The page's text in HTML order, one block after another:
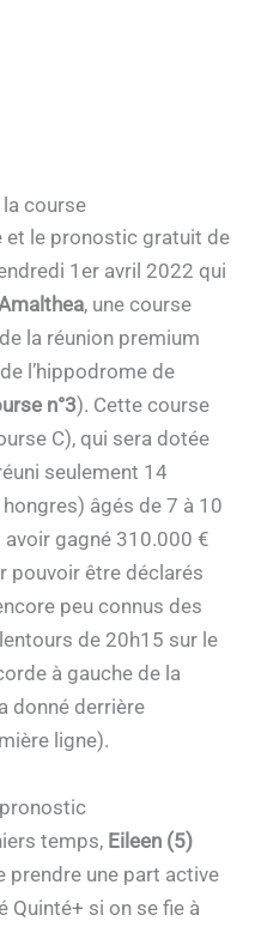
la course
et le pronostic gratuit de
1er avril 2022 qui
, une course
la réunion premium
l’hippodrome de
n°3). Cette course
C), qui sera dotée
seulement 14
âgés de 7 à 10
gagné 310.000 €
pouvoir être déclarés
peu connus des
de 20h15 sur le
à gauche de la
donné derrière
ligne).
temps, Eileen (5)
prendre une part active
Quinté+ si on se fie à